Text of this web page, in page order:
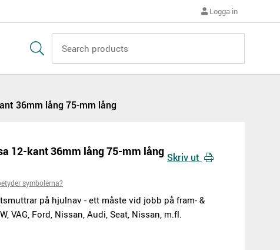
Logga in
36mm lång 75-mm lång
12-kant 36mm lång 75-mm lång
symbolerna?
på hjulnav - ett måste vid jobb på fram- &
VAG, Ford, Nissan, Audi, Seat, Nissan, m.fl.
Skriv ut